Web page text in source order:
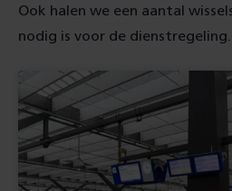
Ook halen we een aantal
nodig is voor de dienstregeling.